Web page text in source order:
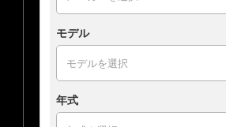
モデル
年式